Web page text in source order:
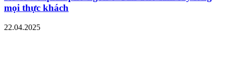
mọi thực khách
22.04.2025